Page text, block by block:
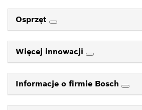
Osprzęt
Więcej innowacji
Informacje o firmie Bosch